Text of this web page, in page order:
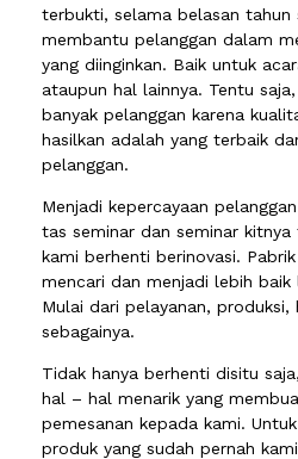
terbukti, selama belasan tahun
membantu pelanggan dalam
yang diinginkan. Baik untuk
ataupun hal lainnya. Tentu
banyak pelanggan karena
hasilkan adalah yang terbaik
pelanggan.
Menjadi kepercayaan
tas seminar dan seminar
kami berhenti berinovasi.
mencari dan menjadi lebih
Mulai dari pelayanan,
sebagainya.
Tidak hanya berhenti disitu
hal – hal menarik yang
pemesanan kepada kami.
produk yang sudah pernah